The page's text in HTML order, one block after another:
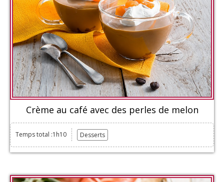
Crème au café avec des perles de melon
Temps total :1h10 Desserts